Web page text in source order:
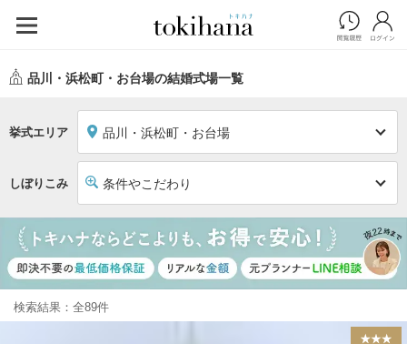
品川・浜松町・お台場の結婚式場一覧
挙式エリア 品川・浜松町・お台場
しぼりこみ 条件やこだわり
検索結果：全89件